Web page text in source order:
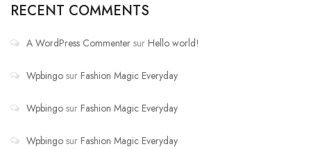
RECENT COMMENTS
A WordPress Commenter sur Hello world!
Wpbingo sur Fashion Magic Everyday
Wpbingo sur Fashion Magic Everyday
Wpbingo sur Fashion Magic Everyday